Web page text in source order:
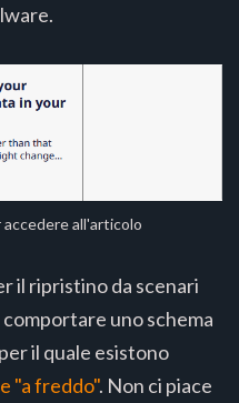
accedere all'articolo
il ripristino da scenari
uno schema
il quale esistono
"a freddo". Non ci piace